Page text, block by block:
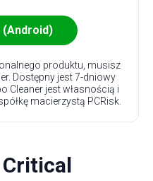
(Android)
produktu, musisz
Dostępny jest 7-dniowy
Cleaner jest własnością i
macierzystą PCRisk.